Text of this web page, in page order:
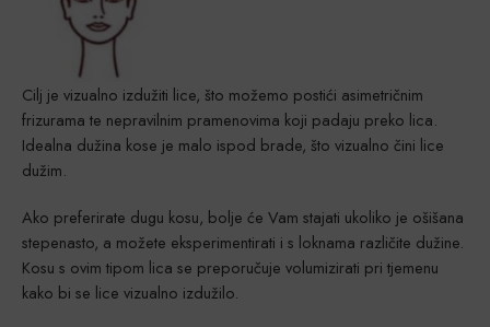
Cilj je vizualno izdužiti lice, što možemo postići asimetričnim
frizurama te nepravilnim pramenovima koji padaju preko lica.
Idealna dužina kose je malo ispod brade, što vizualno čini lice
dužim.
Ako preferirate dugu kosu, bolje će Vam stajati ukoliko je ošišana
stepenasto, a možete eksperimentirati i s loknama različite dužine.
Kosu s ovim tipom lica se preporučuje volumizirati pri tjemenu
kako bi se lice vizualno izdužilo.